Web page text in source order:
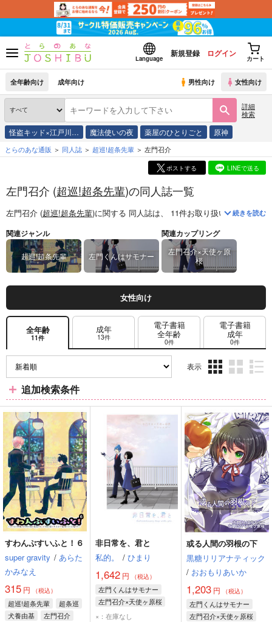
Language
新規登録 ログイン
カート
全年齢向け 成年向け 男性向け 女性向け
詳細
検索
怪盗キッド×江戸川… 魔法使いの夜 薬屋のひとりごと 原神
とらのあな通販 同人誌 超巡!超条先輩 左門召介
ポストする LINEで送る
左門召介 (超巡!超条先輩)の同人誌一覧
左門召介 (超巡!超条先輩)に関する 同人誌は、 11件お取り扱いがございま
続きを読む
関連ジャンル
超巡!超条先輩 左門くんはサモナー
関連カップリング
左門召介×天使ヶ原
桜
女性向け
全年齢
11件
成年
13件
電子書籍
全年齢
0件
電子書籍
成年
0件
表示
ム
表
示
ム
表
示
ム
表
示
追加検索条件
すわんぷすいふと！６
super gravity / あらた
かみなえ
315 円 （税込）
超巡!超条先輩
超条巡
犬養由基
左門召介
非日常を、君と
私的。
/ ひまり
1,642 円 （税込）
左門くんはサモナー
左門召介×天使ヶ原桜
左門召介
×：在庫なし
或る人間の羽根の下
黒糖リリアナティック
/ おおもりあいか
1,203円 （税込）
左門くんはサモナー
左門召介×天使ヶ原桜